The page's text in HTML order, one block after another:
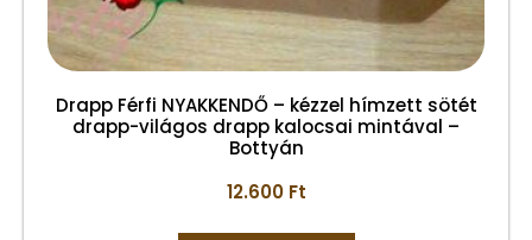
Drapp Férfi NYAKKENDŐ – kézzel hímzett sötét
drapp-világos drapp kalocsai mintával –
Bottyán
12.600 Ft